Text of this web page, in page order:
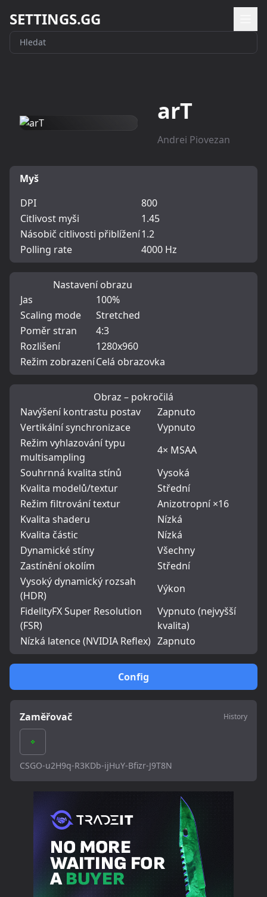
SETTINGS.GG
arT
Andrei Piovezan
Config
Zaměřovač History
CSGO-u2H9q-R3KDb-ijHuY-Bfizr-J9T8N
Myš
DPI
800
Citlivost myši
1.45
Násobič citlivosti přiblížení1.2
Polling rate
4000 Hz
Nastavení obrazu
Jas
100%
Scaling mode
Stretched
Poměr stran
4:3
Rozlišení
1280x960
Režim zobrazeníCelá obrazovka
Obraz – pokročilá
Navýšení kontrastu postav
Zapnuto
Vertikální synchronizace
Vypnuto
Režim vyhlazování typu
multisampling
4× MSAA
Souhrnná kvalita stínů
Vysoká
Kvalita modelů/textur
Střední
Režim filtrování textur
Anizotropní ×16
Kvalita shaderu
Nízká
Kvalita částic
Nízká
Dynamické stíny
Všechny
Zastínění okolím
Střední
Vysoký dynamický rozsah
(HDR)
Výkon
FidelityFX Super Resolution
(FSR)
Vypnuto (nejvyšší
kvalita)
Nízká latence (NVIDIA Reflex) Zapnuto